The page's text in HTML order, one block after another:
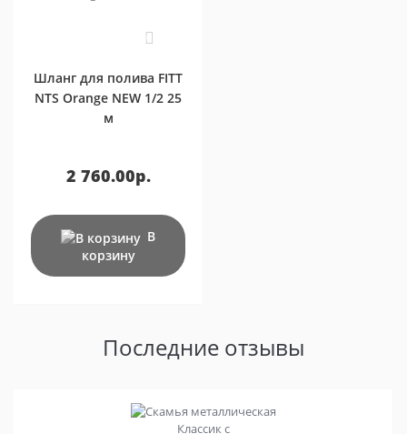
Шланг для полива FITT
NTS Orange NEW 1/2 25
м
2 760.00р.
В
корзину
Последние отзывы